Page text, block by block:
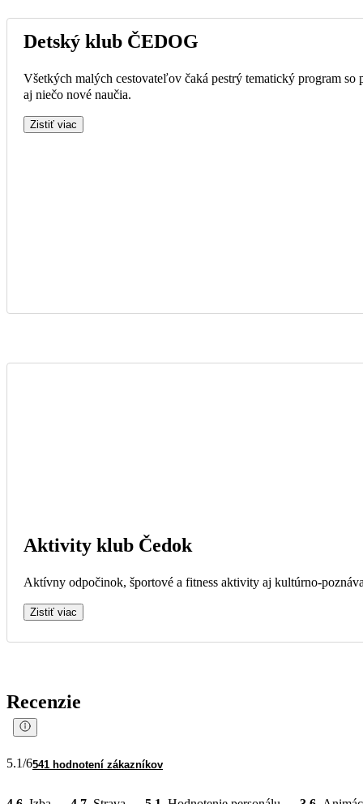
Detský klub ČEDOG
Všetkých malých cestovateľov čaká pestrý tematický program
aj niečo nové naučia.
Zistiť viac
Aktivity klub Čedok
Aktívny odpočinok, športové a fitness aktivity aj kultúrno-
Zistiť viac
Recenzie
5.1/6541 hodnotení zákazníkov